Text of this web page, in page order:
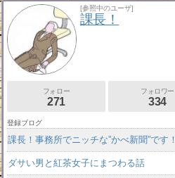
[参照中のユーザ]
課長！
フォロー
271
フォロワー
334
登録ブログ
課長！事務所でニッチな”かべ新聞”です！
ダサい男と紅茶女子にまつわる話